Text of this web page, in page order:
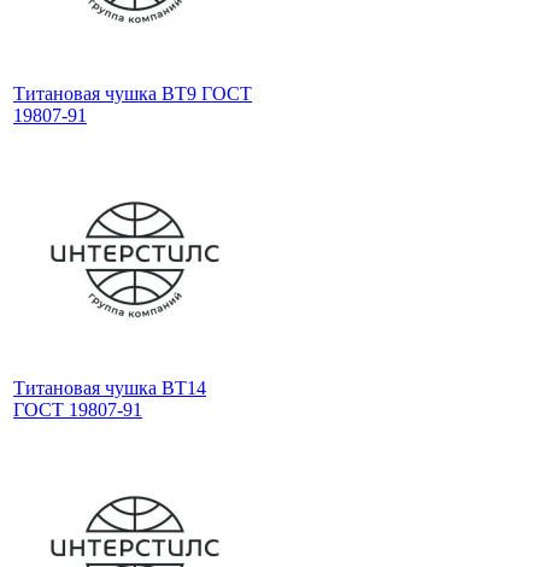
Титановая чушка ВТ9 ГОСТ
19807-91
Титановая чушка ВТ14
ГОСТ 19807-91